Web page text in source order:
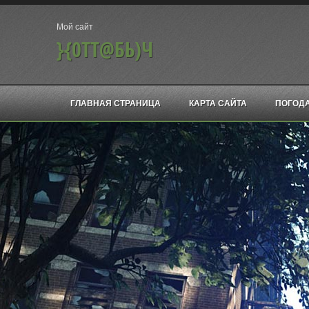
Мой сайт
}{0ТТ@БЬ)Ч
ГЛАВНАЯ СТРАНИЦА КАРТА САЙТА